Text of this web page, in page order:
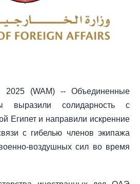
(WAM) -- Объединенные
выразили солидарность с
Египет и направили искренние
с гибелью членов экипажа
воздушных сил во время